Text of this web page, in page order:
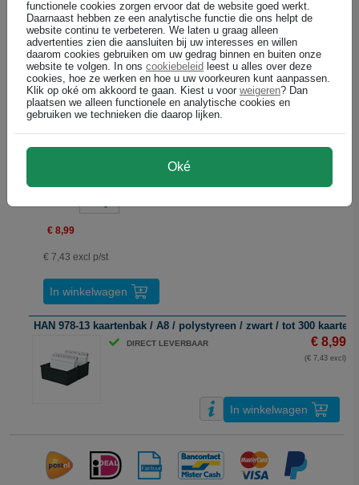
om tot wel 300 kaartjes van A8-formaat in op
te kunnen slaan. De kaartenbak kan volledig
open geklapt worden en zorgt ervoor dat uw
beschikbare informatie handig en
overzichtelijk bewaart kunnen worden. De
kaartenbak heeft een slim sluitsysteem
zodat de bak makkelijk is mee te nemen of
te verplaatsen. De afmetingen van de
kaartenbak zijn 89 x 71 x 58 mm (LxBxH).
Bij deze kaartenbak worden de kaarten
meegeleverd.
€ 8,99
€ 7,43 excl p/st
In winkelwagen
HAN 978-13 kaartenbak / A8 / polystyreen / zwart / tot 300 kaarten
DIRECT LEVERBAAR € 8,99
(€ 7,43 excl)
In winkelwagen
functionele cookies zorgen ervoor dat de website goed werkt.
Daarnaast hebben ze een analytische functie die ons helpt de
website continu te verbeteren. We laten u graag alleen
advertenties zien die aansluiten bij uw interesses en willen
daarom cookies gebruiken om uw gedrag binnen en buiten onze
website te volgen. In ons cookiebeleid leest u alles over deze
cookies, hoe ze werken en hoe u uw voorkeuren kunt aanpassen.
Klik op oké om akkoord te gaan. Kiest u voor weigeren? Dan
plaatsen we alleen functionele en analytische cookies en
gebruiken we technieken die daarop lijken.
Oké